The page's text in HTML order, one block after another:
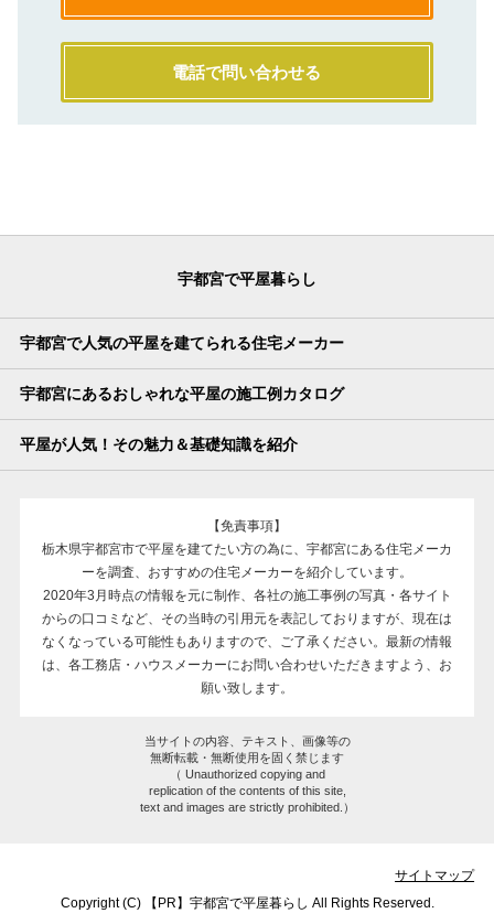
電話で問い合わせる
宇都宮で平屋暮らし
宇都宮で人気の平屋を建てられる住宅メーカー
宇都宮にあるおしゃれな平屋の施工例カタログ
平屋が人気！その魅力＆基礎知識を紹介
【免責事項】
栃木県宇都宮市で平屋を建てたい方の為に、宇都宮にある住宅メーカ
ーを調査、おすすめの住宅メーカーを紹介しています。
2020年3月時点の情報を元に制作、各社の施工事例の写真・各サイト
からの口コミなど、その当時の引用元を表記しておりますが、現在は
なくなっている可能性もありますので、ご了承ください。最新の情報
は、各工務店・ハウスメーカーにお問い合わせいただきますよう、お
願い致します。
当サイトの内容、テキスト、画像等の
無断転載・無断使用を固く禁じます
（ Unauthorized copying and
replication of the contents of this site,
text and images are strictly prohibited.）
サイトマップ
Copyright (C) 【PR】 宇都宮で平屋暮らし All Rights Reserved.